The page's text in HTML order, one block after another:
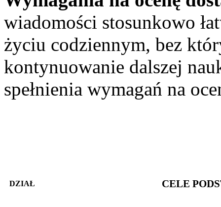
wiadomości stosunkowo
życiu codziennym, bez
kontynuowanie dalszej
spełnienia wymagań na
DZIAŁ CELE